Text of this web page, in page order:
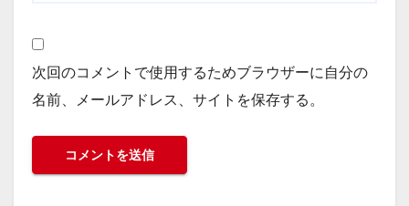
次回のコメントで使用するためブラウザーに自分の
名前、メールアドレス、サイトを保存する。